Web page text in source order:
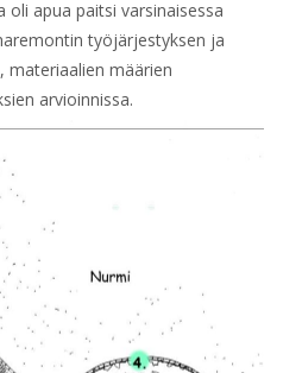
apua paitsi varsinaisessa
työjärjestyksen ja
materiaalien määrien
arvioinnissa.